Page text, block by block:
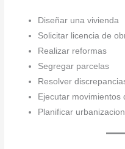
Diseñar una vivienda
Solicitar licencia de
Realizar reformas
Segregar parcelas
Resolver
Ejecutar movimientos
Planificar